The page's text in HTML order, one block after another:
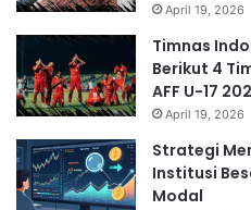
April 19, 2026
Timnas
Berikut 4
AFF U-17
April 19, 2026
Strategi
Institusi
Modal